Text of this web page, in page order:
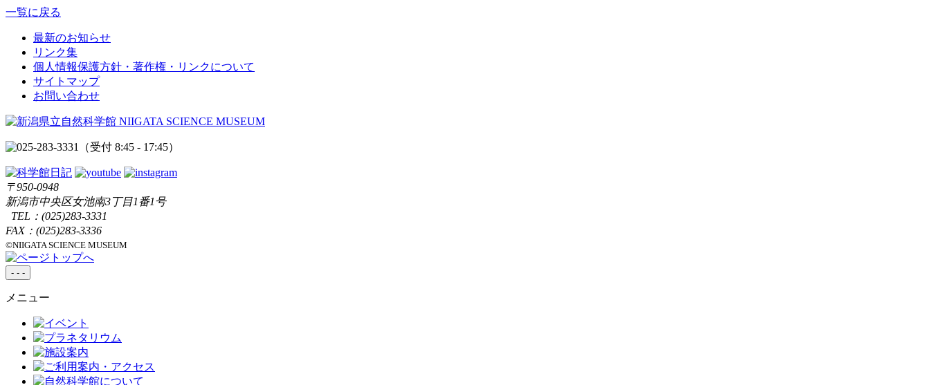
一覧に戻る
最新のお知らせ
リンク集
個人情報保護方針・著作権・リンクについて
サイトマップ
お問い合わせ
（受付 8:45 - 17:45）
〒950-0948
新潟市中央区女池南3丁目1番1号
TEL： (025)283-3331
FAX：(025)283-3336
©NIIGATA SCIENCE MUSEUM
- - -
メニュー